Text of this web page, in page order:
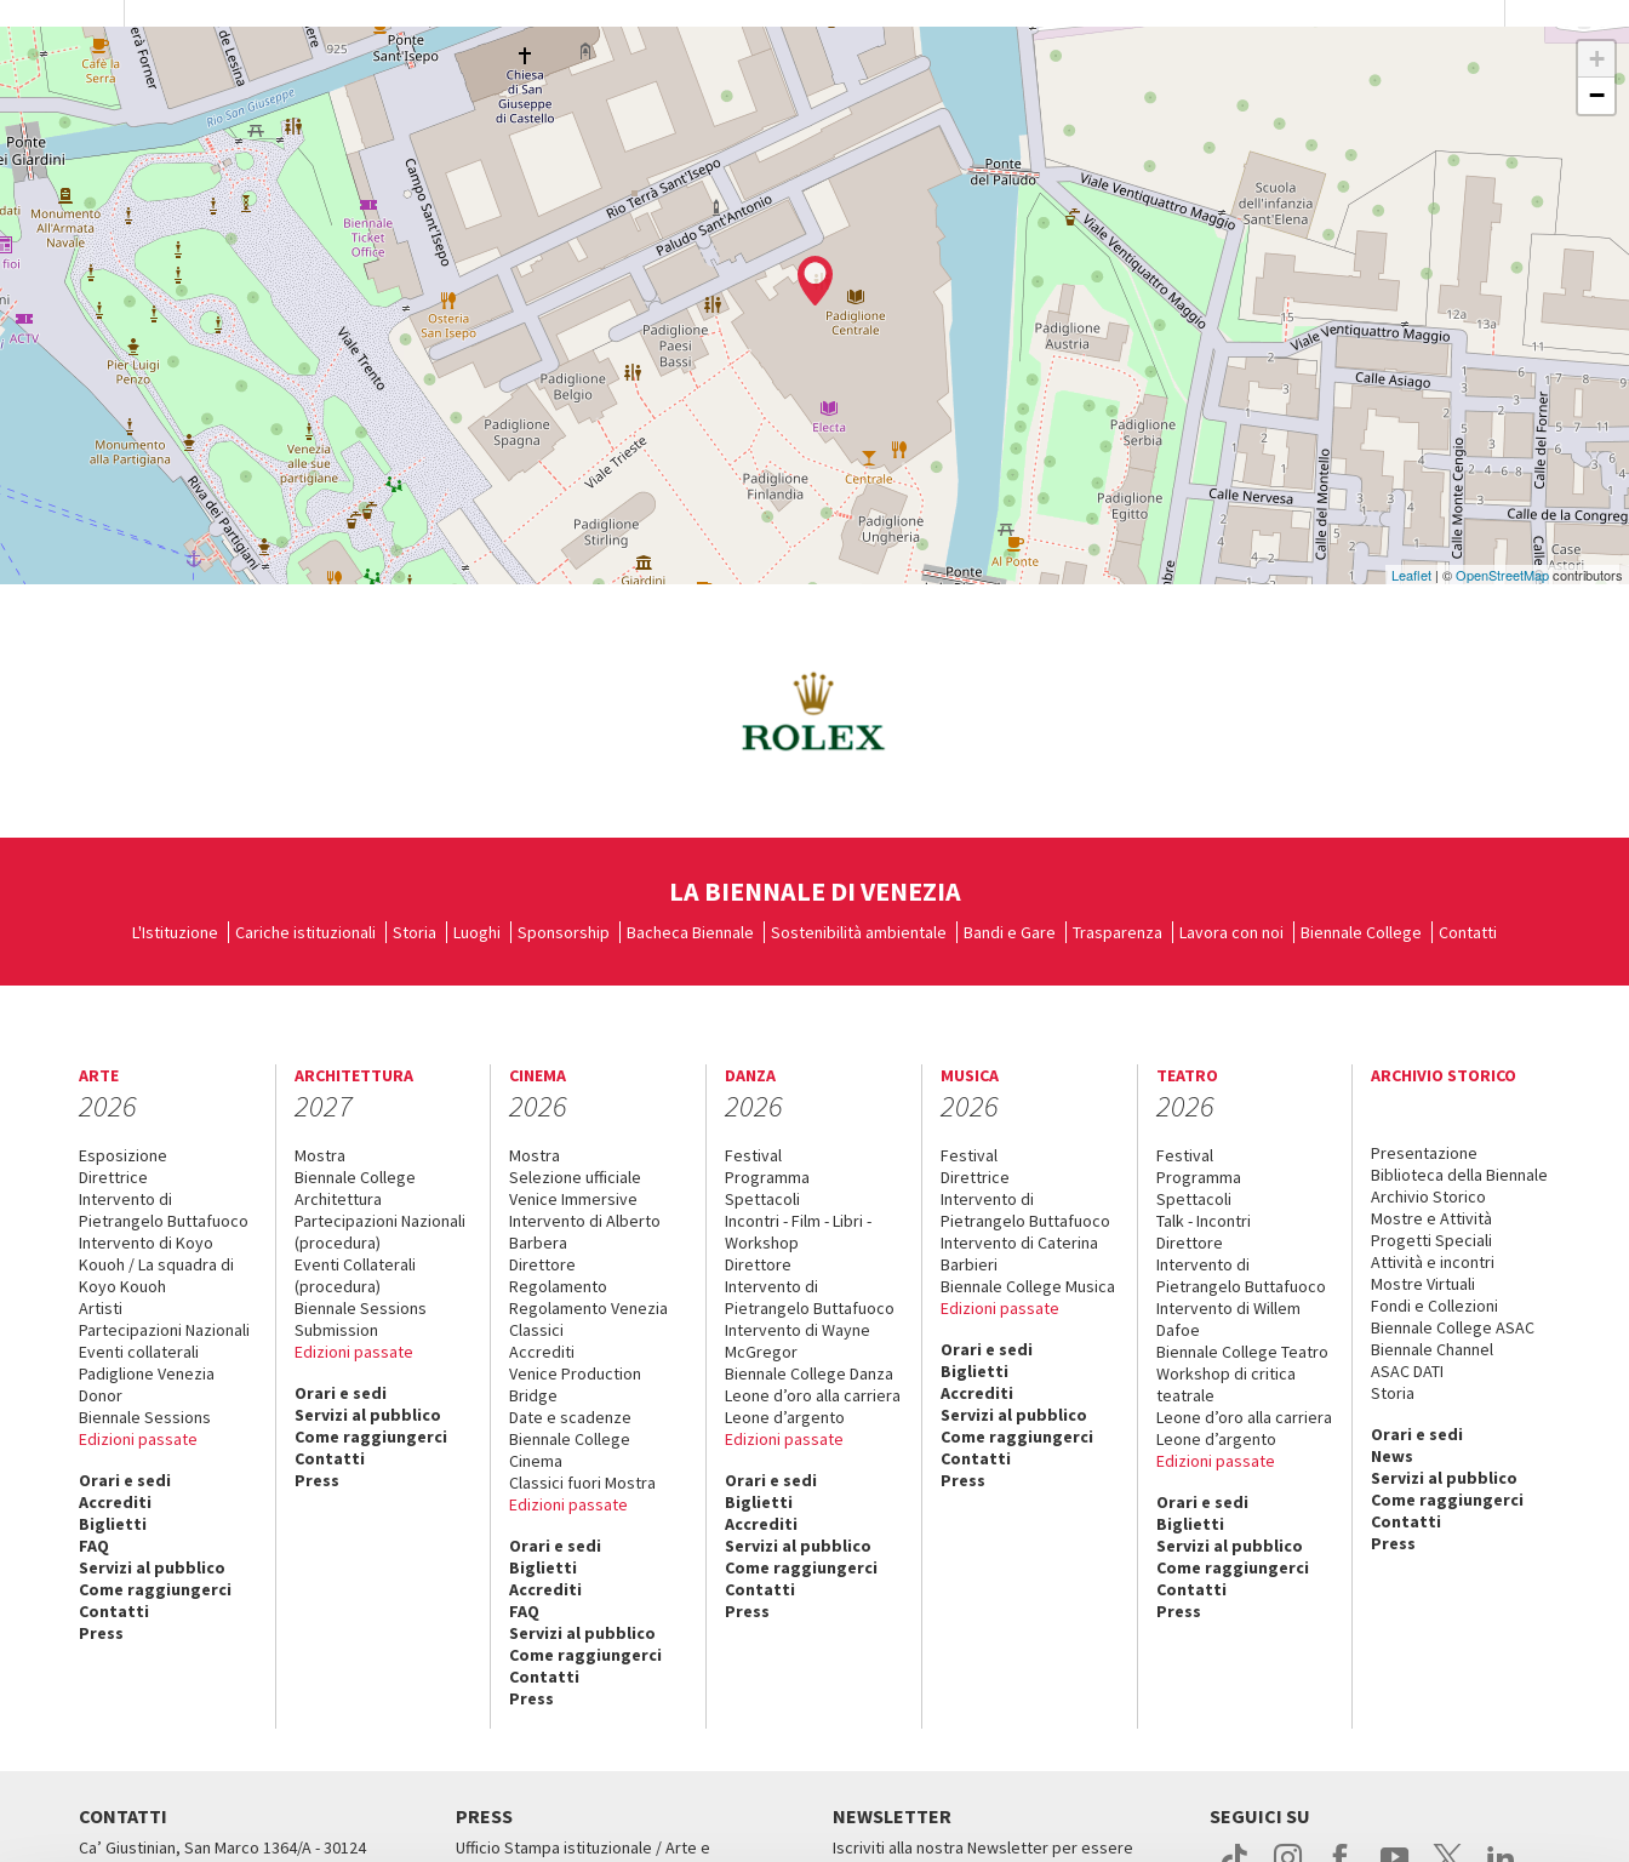
PADIGLIONE
CENTRALE
+
−
Leaflet | ©OpenStreetMapcontributors
LA BIENNALE DI VENEZIA
L'Istituzione Cariche istituzionali Storia Luoghi Sponsorship Bacheca Biennale Sostenibilità ambientale Bandi e Gare Trasparenza Lavora con noi Biennale College Contatti
ARTE
2026
Esposizione
Direttrice
Intervento di
Pietrangelo Buttafuoco
Intervento di Koyo
Kouoh / La squadra di
Koyo Kouoh
Artisti
Partecipazioni Nazionali
Eventi collaterali
Padiglione Venezia
Donor
Biennale Sessions
Edizioni passate
Orari e sedi
Accrediti
Biglietti
FAQ
Servizi al pubblico
Come raggiungerci
Contatti
Press
ARCHITETTURA
2027
Mostra
Biennale College
Architettura
Partecipazioni Nazionali
(procedura)
Eventi Collaterali
(procedura)
Biennale Sessions
Submission
Edizioni passate
Orari e sedi
Servizi al pubblico
Come raggiungerci
Contatti
Press
CINEMA
2026
Mostra
Selezione ufficiale
Venice Immersive
Intervento di Alberto
Barbera
Direttore
Regolamento
Regolamento Venezia
Classici
Accrediti
Venice Production
Bridge
Date e scadenze
Biennale College
Cinema
Classici fuori Mostra
Edizioni passate
Orari e sedi
Biglietti
Accrediti
FAQ
Servizi al pubblico
Come raggiungerci
Contatti
Press
DANZA
2026
Festival
Programma
Spettacoli
Incontri - Film - Libri -
Workshop
Direttore
Intervento di
Pietrangelo Buttafuoco
Intervento di Wayne
McGregor
Biennale College Danza
Leone d’oro alla carriera
Leone d’argento
Edizioni passate
Orari e sedi
Biglietti
Accrediti
Servizi al pubblico
Come raggiungerci
Contatti
Press
MUSICA
2026
Festival
Direttrice
Intervento di
Pietrangelo Buttafuoco
Intervento di Caterina
Barbieri
Biennale College Musica
Edizioni passate
Orari e sedi
Biglietti
Accrediti
Servizi al pubblico
Come raggiungerci
Contatti
Press
TEATRO
2026
Festival
Programma
Spettacoli
Talk - Incontri
Direttore
Intervento di
Pietrangelo Buttafuoco
Intervento di Willem
Dafoe
Biennale College Teatro
Workshop di critica
teatrale
Leone d’oro alla carriera
Leone d’argento
Edizioni passate
Orari e sedi
Biglietti
Servizi al pubblico
Come raggiungerci
Contatti
Press
ARCHIVIO STORICO
Presentazione
Biblioteca della Biennale
Archivio Storico
Mostre e Attività
Progetti Speciali
Attività e incontri
Mostre Virtuali
Fondi e Collezioni
Biennale College ASAC
Biennale Channel
ASAC DATI
Storia
Orari e sedi
News
Servizi al pubblico
Come raggiungerci
Contatti
Press
CONTATTI
Ca’ Giustinian, San Marco 1364/A - 30124
PRESS
Ufficio Stampa istituzionale / Arte e
NEWSLETTER
Iscriviti alla nostra Newsletter per essere
SEGUICI SU